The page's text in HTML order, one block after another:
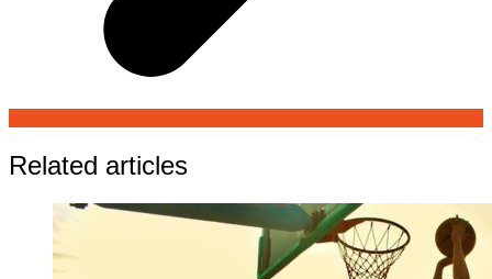
Related articles